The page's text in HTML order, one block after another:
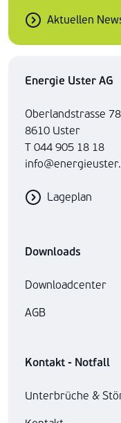
Aktuellen
Energie Uster AG
Oberlandstrasse 78
8610 Uster
T 044 905 18 18
Lageplan
Downloads
Downloadcenter
AGB
Kontakt - Notfall
Unterbrüche &